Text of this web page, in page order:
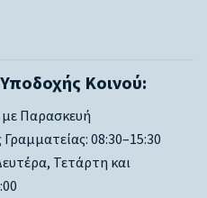
Κοινού:
με Παρασκευή
08:30–15:30
Τετάρτη και